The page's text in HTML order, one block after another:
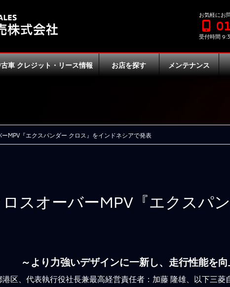
お気軽にお
受付時間
車 クレジット・リース情報 お店を探す メンテナンス
MPV『エクスパンダー クロス』をインドネシアで発表
スオーバーMPV『エクスパ
～より力強いデザインに一新し、走行性能を向
区、代表執行役社長兼最高経営責任者：加藤 隆雄、以下三